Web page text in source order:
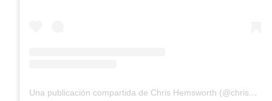
Una publicación compartida de Chris Hemsworth (@chrishemsworth)